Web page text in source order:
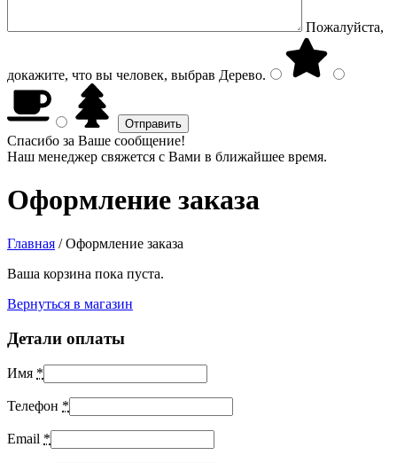
Пожалуйста,
докажите, что вы человек, выбрав Дерево.
Спасибо за Ваше сообщение!
Наш менеджер свяжется с Вами в ближайшее время.
Оформление заказа
Главная /Оформление заказа
Ваша корзина пока пуста.
Вернуться в магазин
Детали оплаты
Имя *
Телефон *
Email *